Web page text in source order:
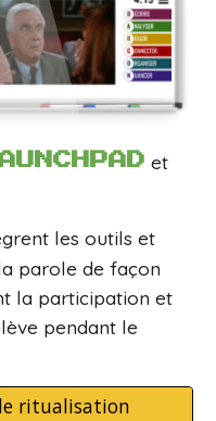
et
les outils et
parole de façon
la participation et
pendant le
ritualisation